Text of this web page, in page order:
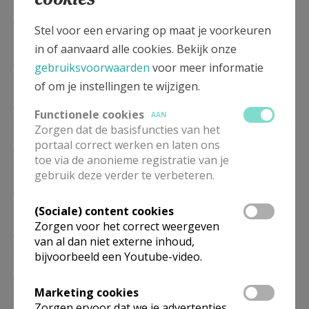
26/09
24/10
19.00
26/12
19.00 Eucharistie
27/02
19.00 Eucharistie
27/03
Stel voor een ervaring op maat je voorkeuren
in of aanvaard alle cookies. Bekijk onze
gebruiksvoorwaarden voor meer informatie
of om je instellingen te wijzigen.
Functionele cookies
AAN
Zorgen dat de basisfuncties van het
portaal correct werken en laten ons
toe via de anonieme registratie van je
gebruik deze verder te verbeteren.
(Sociale) content cookies
Zorgen voor het correct weergeven
van al dan niet externe inhoud,
bijvoorbeeld een Youtube-video.
Marketing cookies